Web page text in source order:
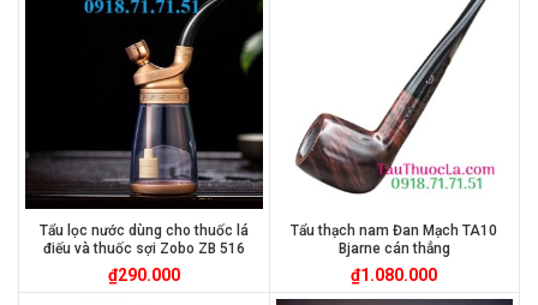
Tẩu lọc nước dùng cho thuốc lá
điếu và thuốc sợi Zobo ZB 516
₫290.000
Tẩu thạch nam Đan Mạch TA10
Bjarne cán thẳng
₫1.080.000